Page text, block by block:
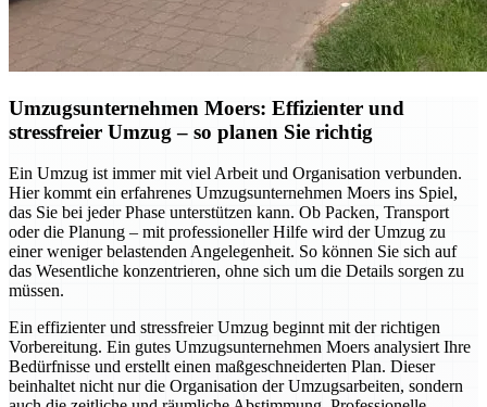
Umzugsunternehmen Moers: Effizienter und
stressfreier Umzug – so planen Sie richtig
Ein Umzug ist immer mit viel Arbeit und Organisation verbunden.
Hier kommt ein erfahrenes Umzugsunternehmen Moers ins Spiel,
das Sie bei jeder Phase unterstützen kann. Ob Packen, Transport
oder die Planung – mit professioneller Hilfe wird der Umzug zu
einer weniger belastenden Angelegenheit. So können Sie sich auf
das Wesentliche konzentrieren, ohne sich um die Details sorgen zu
müssen.
Ein effizienter und stressfreier Umzug beginnt mit der richtigen
Vorbereitung. Ein gutes Umzugsunternehmen Moers analysiert Ihre
Bedürfnisse und erstellt einen maßgeschneiderten Plan. Dieser
beinhaltet nicht nur die Organisation der Umzugsarbeiten, sondern